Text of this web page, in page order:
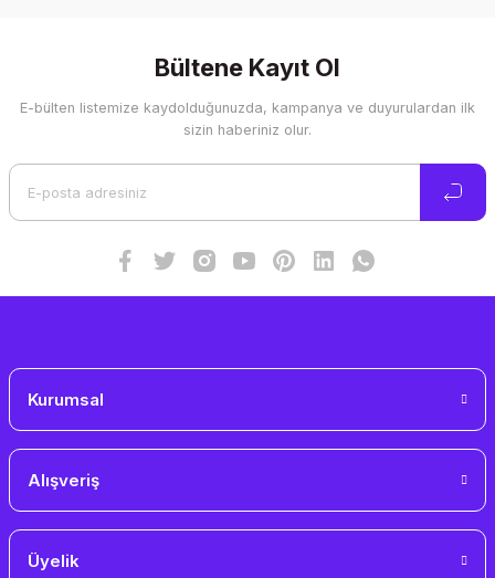
Görüş ve önerileriniz için teşekkür ederiz.
Ürün resmi kalitesiz, bozuk veya görüntülenemiyor.
Bültene Kayıt Ol
E-bülten listemize kaydolduğunuzda, kampanya ve duyurulardan ilk
sizin haberiniz olur.
Kurumsal
Alışveriş
Üyelik